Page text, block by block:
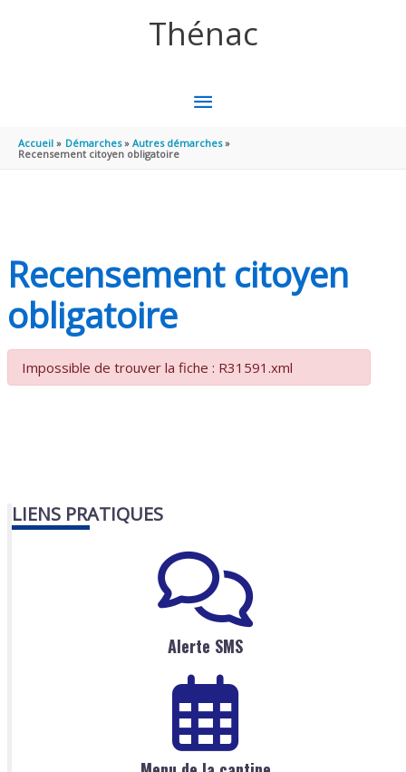
Thénac
MENU
PRINCIPAL
Accueil Démarches
Autres démarches
Recensement citoyen obligatoire
Recensement citoyen
obligatoire
Impossible de trouver la fiche : R31591.xml
LIENS PRATIQUES
Alerte SMS